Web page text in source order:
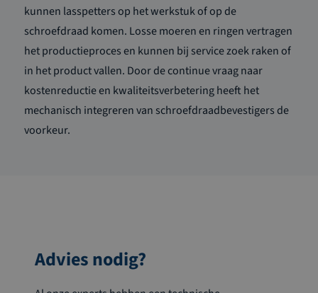
kunnen lasspetters op het werkstuk of op de
schroefdraad komen. Losse moeren en ringen vertragen
het productieproces en kunnen bij service zoek raken of
in het product vallen. Door de continue vraag naar
kostenreductie en kwaliteitsverbetering heeft het
mechanisch integreren van schroefdraadbevestigers de
voorkeur.
Advies nodig?